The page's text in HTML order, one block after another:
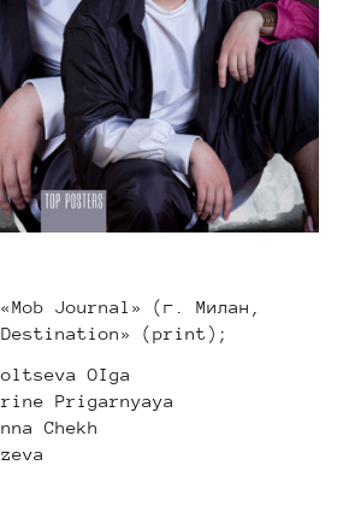
Journal» (г. Милан,
«Destination» (print);
OIga
Prigarnyaya
Chekh